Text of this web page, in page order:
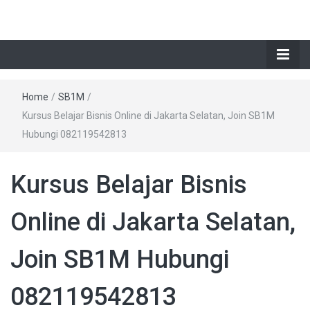
Home / SB1M /
Kursus Belajar Bisnis Online di Jakarta Selatan, Join SB1M
Hubungi 082119542813
Kursus Belajar Bisnis
Online di Jakarta Selatan,
Join SB1M Hubungi
082119542813